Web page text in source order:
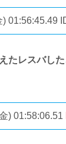
01:56:45.49
たレスバし
) 01:58:06.51